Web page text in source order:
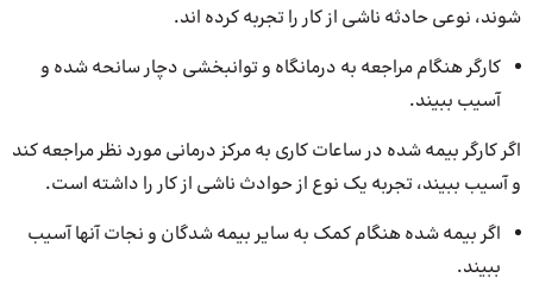
شوند، نوعی حادثه ناشی از کار را تجربه کرده اند.
کارگر هنگام مراجعه به درمانگاه و توانبخشی دچار سانحه شده و
آسیب ببیند.
اگر کارگر بیمه شده در ساعات کاری به مرکز درمانی مورد نظر مراجعه کند
و آسیب ببیند، تجربه یک نوع از حوادث ناشی از کار را داشته است.
اگر بیمه شده هنگام کمک به سایر بیمه شدگان و نجات آنها آسیب
ببیند.